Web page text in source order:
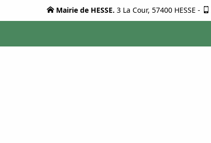
Mairie de HESSE. 3 La Cour, 57400 HESSE -